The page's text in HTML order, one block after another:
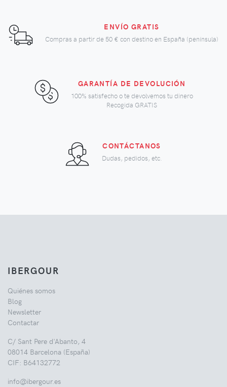
ENVÍO GRATIS
Compras a partir de 50 € con destino en España (península)
GARANTÍA DE DEVOLUCIÓN
100% satisfecho o te devolvemos tu dinero
Recogida GRATIS
CONTÁCTANOS
Dudas, pedidos, etc.
IBERGOUR
Quiénes somos
Blog
Newsletter
Contactar
C/ Sant Pere d'Abanto, 4
08014 Barcelona (España)
CIF: B64132772
info@ibergour.es